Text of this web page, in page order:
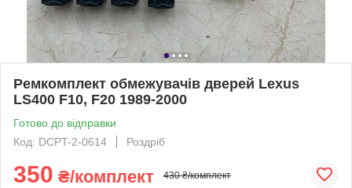
Ремкомплект обмежувачів дверей Lexus
LS400 F10, F20 1989-2000
Готово до відправки
Код: DCPT-2-0614
Роздріб
350 ₴/комплект 430 ₴/комплект